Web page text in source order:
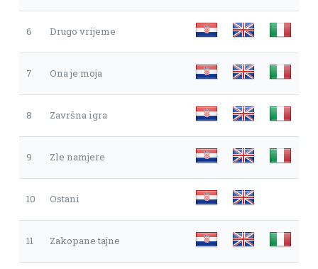
6 Drugo vrijeme
7 Ona je moja
8 Završna igra
9 Zle namjere
10 Ostani
11 Zakopane tajne